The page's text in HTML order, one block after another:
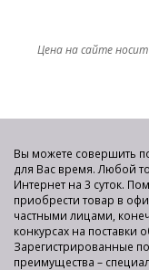
Цена на сайте
Вы можете совершить
для Вас время. Любой
Интернет на 3 суток.
приобрести товар в
частными лицами,
конкурсах на
Зарегистрированные
преимущества –